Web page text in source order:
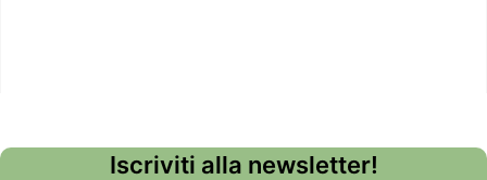
Iscriviti alla newsletter!